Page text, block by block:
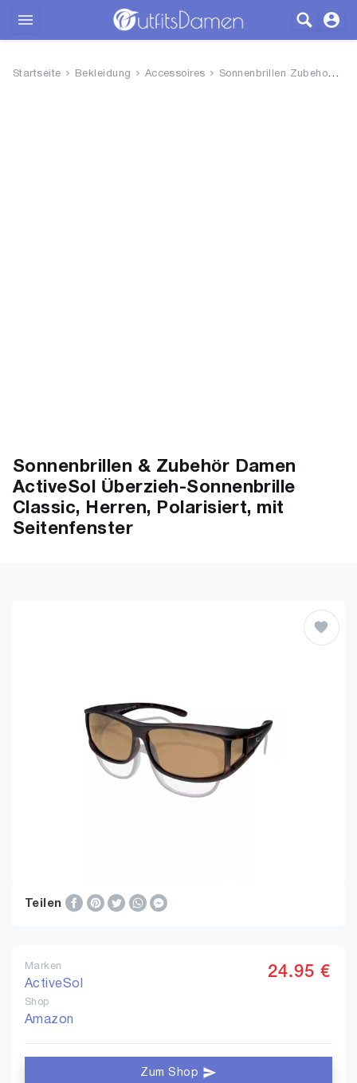
Startseite Bekleidung Accessoires Sonnenbrillen Zubehoer
Sonnenbrillen & Zubehör Damen
ActiveSol Überzieh-Sonnenbrille
Classic, Herren, Polarisiert, mit
Seitenfenster
Teilen
Marken
ActiveSol
Shop
Amazon
24.95 €
Zum Shop